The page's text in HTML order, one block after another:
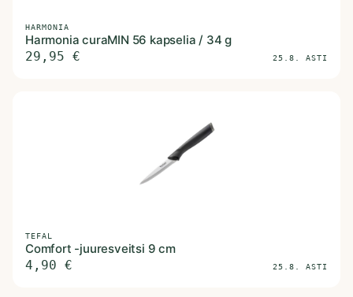
HARMONIA
Harmonia curaMIN 56 kapselia / 34 g
29,95 € 25.8. ASTI
TEFAL
Comfort -juuresveitsi 9 cm
4,90 € 25.8. ASTI